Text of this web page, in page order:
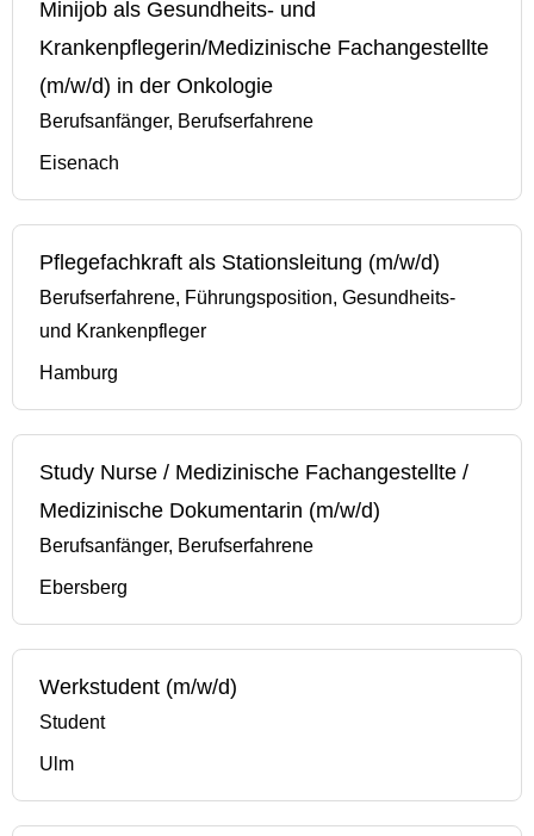
Minijob als Gesundheits- und
Krankenpflegerin/Medizinische Fachangestellte
(m/w/d) in der Onkologie
Berufsanfänger, Berufserfahrene
Eisenach
Pflegefachkraft als Stationsleitung (m/w/d)
Berufserfahrene, Führungsposition, Gesundheits-
und Krankenpfleger
Hamburg
Study Nurse / Medizinische Fachangestellte /
Medizinische Dokumentarin (m/w/d)
Berufsanfänger, Berufserfahrene
Ebersberg
Werkstudent (m/w/d)
Student
Ulm